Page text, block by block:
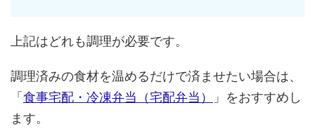
上記はどれも調理が必要です。
調理済みの食材を温めるだけで済ませたい場合は、
「 食事宅配・冷凍弁当（宅配弁当）
」をおすすめし
ます。